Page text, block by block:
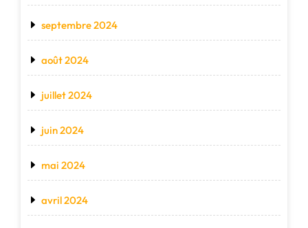
septembre 2024
août 2024
juillet 2024
juin 2024
mai 2024
avril 2024